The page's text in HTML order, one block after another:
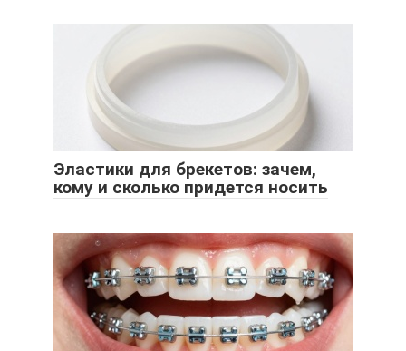
Эластики для брекетов: зачем,
кому и сколько придется носить